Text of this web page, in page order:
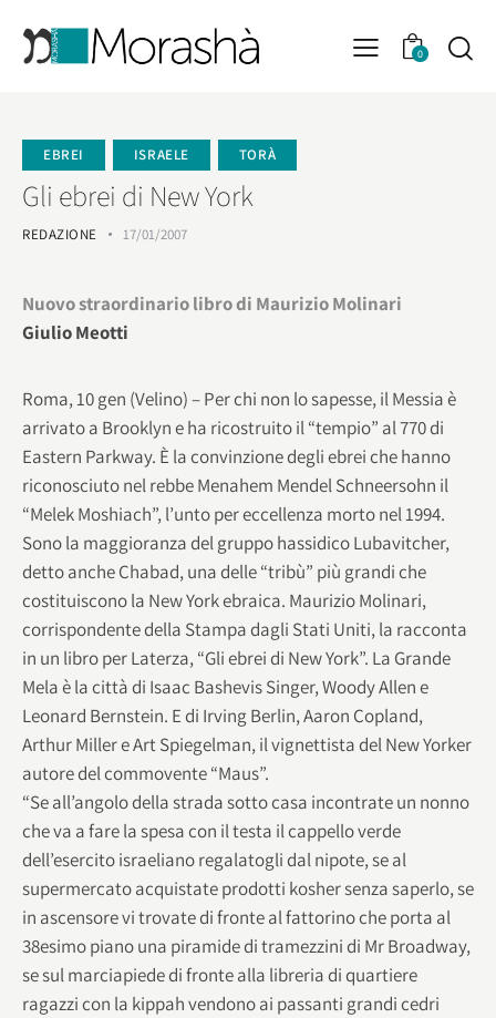
0
EBREI ISRAELE TORÀ
Gli ebrei di New York
REDAZIONE 17/01/2007
Nuovo straordinario libro di Maurizio Molinari
Giulio Meotti
Roma, 10 gen (Velino) – Per chi non lo sapesse, il Messia è
arrivato a Brooklyn e ha ricostruito il “tempio” al 770 di
Eastern Parkway. È la convinzione degli ebrei che hanno
riconosciuto nel rebbe Menahem Mendel Schneersohn il
“Melek Moshiach”, l’unto per eccellenza morto nel 1994.
Sono la maggioranza del gruppo hassidico Lubavitcher,
detto anche Chabad, una delle “tribù” più grandi che
costituiscono la New York ebraica. Maurizio Molinari,
corrispondente della Stampa dagli Stati Uniti, la racconta
in un libro per Laterza, “Gli ebrei di New York”. La Grande
Mela è la città di Isaac Bashevis Singer, Woody Allen e
Leonard Bernstein. E di Irving Berlin, Aaron Copland,
Arthur Miller e Art Spiegelman, il vignettista del New Yorker
autore del commovente “Maus”.
“Se all’angolo della strada sotto casa incontrate un nonno
che va a fare la spesa con il testa il cappello verde
dell’esercito israeliano regalatogli dal nipote, se al
supermercato acquistate prodotti kosher senza saperlo, se
in ascensore vi trovate di fronte al fattorino che porta al
38esimo piano una piramide di tramezzini di Mr Broadway,
se sul marciapiede di fronte alla libreria di quartiere
ragazzi con la kippah vendono ai passanti grandi cedri